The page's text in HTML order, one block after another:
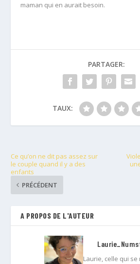
maman qui en aurait besoin.
PARTAGER:
TAUX:
Ce qu’on ne dit pas assez sur
le couple quand il y a des
enfants
PRÉCÉDENT
A PROPOS DE L'AUTEUR
Laurie, celle qui se